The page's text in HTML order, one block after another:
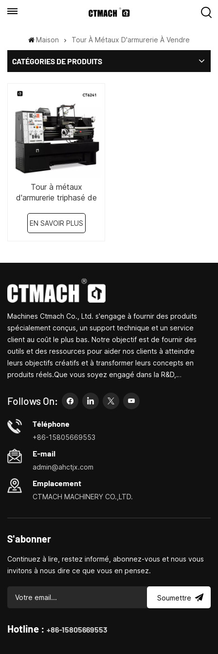
Maison Tour À Métaux D'armurerie À Vendre
CATÉGORIES DE PRODUITS
Tour à métaux
d'armurerie triphasé de
EN SAVOIR PLUS
Machines Ctmach Co., Ltd. s'engage à fournir des produits
spécialement conçus, un support technique et un service
client au coût le plus bas. Notre objectif est de fournir des
outils et des ressources pour aider nos clients à atteindre
leurs objectifs créatifs et à transformer leurs concepts en
produits réels.Que vous soyez engagé dans la R&D,
entrepreneur créatif, les petites machines-outils de Bite
peuvent vous permettre de répondre à vos besoins plus
facilement, plus rapidement et de manière plus
économique.Spécialisé dans les centres de personnalisation
les perceuses et fraiseuses domestiques, les petits
tournages, perçages et fraisages multifonctionnels
Follows On:
Téléphone
+86-15805669553
E-mail
admin@ahctjx.com
Emplacement
CTMACH MACHINERY CO.,LTD.
S'abonner
Continuez à lire, restez informé, abonnez-vous et nous vous
invitons à nous dire ce que vous en pensez.
Soumettre
Hotline : +86-15805669553